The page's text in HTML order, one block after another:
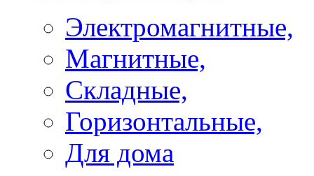
Электромагнитные,
Магнитные,
Складные,
Горизонтальные,
Для дома